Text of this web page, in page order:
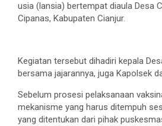
usia (lansia) bertempat diaula Desa
Cipanas, Kabupaten Cianjur.
Kegiatan tersebut dihadiri kepala
bersama jajarannya, juga Kapolsek
Sebelum prosesi pelaksanaan
mekanisme yang harus ditempuh
yang ditentukan dari pihak